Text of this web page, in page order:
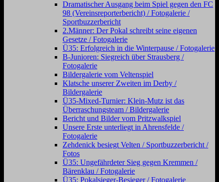
Dramatischer Ausgang beim Spiel gegen den FC
98 (Vereinsreporterbericht) / Fotogalerie /
Sportbuzzerbericht
2.Männer: Der Pokal schreibt seine eigenen
Gesetze / Fotogalerie
Ü35: Erfolgreich in die Winterpause / Fotogalerie
B-Junioren: Siegreich über Strausberg /
Fotogalerie
Bildergalerie vom Veltenspiel
Klatsche unserer Zweiten im Derby /
Bildergalerie
Ü35-Mixed-Turnier: Klein-Mutz ist das
Überraschungsteam / Bildergalerie
Bericht und Bilder vom Pritzwalkspiel
Unsere Erste unterliegt in Ahrensfelde /
Fotogalerie
Zehdenick besiegt Velten / Sportbuzzerbericht /
Fotos
Ü35: Ungefährdeter Sieg gegen Kremmen /
Bärenklau / Fotogalerie
Ü35: Pokalsieger-Besieger / Fotogalerie